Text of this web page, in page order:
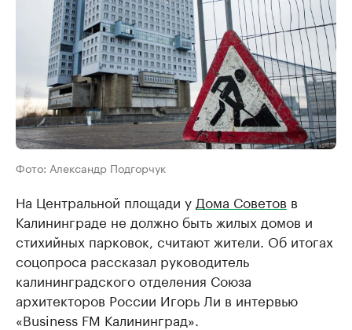
Фото: Александр Подгорчук
На Центральной площади у Дома Советов в
Калининграде не должно быть жилых домов и
стихийных парковок, считают жители. Об итогах
соцопроса рассказал руководитель
калининградского отделения Союза
архитекторов России Игорь Ли в интервью
«Business FM Калининград».